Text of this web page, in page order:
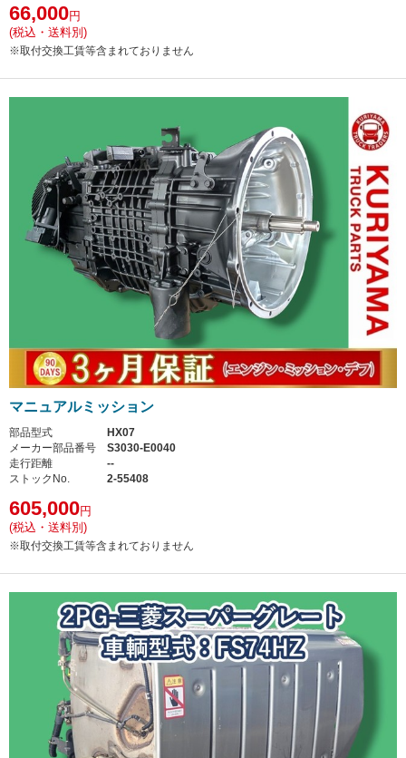
66,000円
(税込・送料別)
※取付交換工賃等含まれておりません
マニュアルミッション
部品型式
HX07
メーカー部品番号
S3030-E0040
走行距離
--
ストックNo.
2-55408
605,000円
(税込・送料別)
※取付交換工賃等含まれておりません